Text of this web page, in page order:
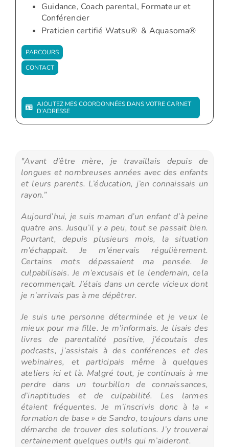
Guidance, Coach parental, Formateur et
Conférencier
Praticien certifié Watsu® & Aquasoma®
PARCOURS
CONTACT
AJOUTEZ MES COORDONNÉES DANS VOTRE CARNET
D’ADRESSE
"Avant d’être mère, je travaillais depuis de
longues et nombreuses années avec des enfants
et leurs parents. L’éducation, j’en connaissais un
rayon.”
Aujourd’hui, je suis maman d’un enfant d’à peine
quatre ans. Jusqu’il y a peu, tout se passait bien.
Pourtant, depuis plusieurs mois, la situation
m’échappait. Je m’énervais régulièrement.
Certains mots dépassaient ma pensée. Je
culpabilisais. Je m’excusais et le lendemain, cela
recommençait. J’étais dans un cercle vicieux dont
je n’arrivais pas à me dépêtrer.
Je suis une personne déterminée et je veux le
mieux pour ma fille. Je m’informais. Je lisais des
livres de parentalité positive, j’écoutais des
podcasts, j’assistais à des conférences et des
webinaires, et participais même à quelques
ateliers ici et là. Malgré tout, je continuais à me
perdre dans un tourbillon de connaissances,
d’inaptitudes et de culpabilité. Les larmes
étaient fréquentes. Je m’inscrivis donc à la «
formation de base » de Sandro, toujours dans une
démarche de trouver des solutions. J’y trouverai
certainement quelques outils qui m’aideront.